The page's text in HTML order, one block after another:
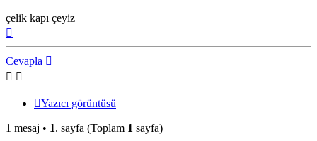
çelik kapı çeyiz
Cevapla
Yazıcı görüntüsü
1 mesaj • 1. sayfa (Toplam 1 sayfa)